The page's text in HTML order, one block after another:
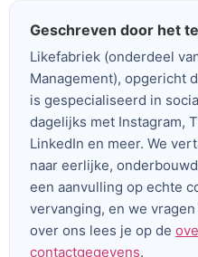
Geschreven door het
Likefabriek (onderdeel
Management), opgericht
is gespecialiseerd in
dagelijks met Instagram,
LinkedIn en meer. We
naar eerlijke,
een aanvulling op echte
vervanging, en we
over ons lees je op de
contactgegevens.